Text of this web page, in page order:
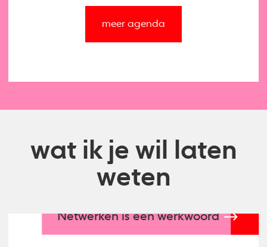
meer agenda
wat ik je wil laten
weten
Netwerken is een werkwoord